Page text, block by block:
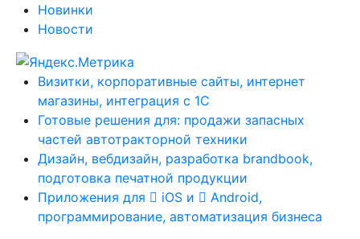
Новинки
Новости
Визитки, корпоративные сайты, интернет
магазины, интеграция с 1С
Готовые решения для: продажи запасных
частей автотракторной техники
Дизайн, вебдизайн, разработка brandbook,
подготовка печатной продукции
Приложения для
iOS и
Android,
программирование, автоматизация бизнеса